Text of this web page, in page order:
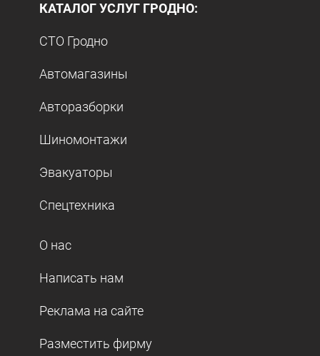
КАТАЛОГ УСЛУГ ГРОДНО:
СТО Гродно
Автомагазины
Авторазборки
Шиномонтажи
Эвакуаторы
Спецтехника
О нас
Написать нам
Реклама на сайте
Разместить фирму